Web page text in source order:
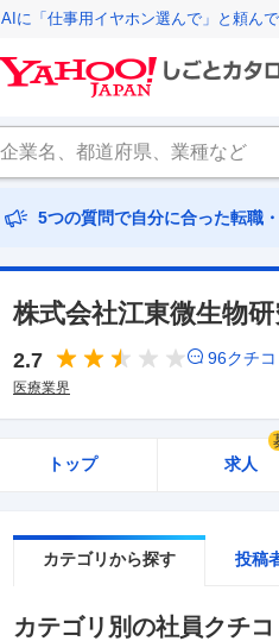
AIに「仕事用イヤホン選んで」と頼ん
5つの質問で自分に合った転職
株式会社江東微生物
2.7 96クチコ
医療業界
トップ 求人
カテゴリから探す 投稿
カテゴリ別の社員クチ